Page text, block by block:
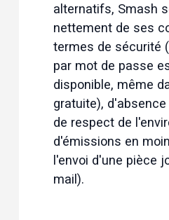
alternatifs, Smash
nettement de ses
termes de sécurité
par mot de passe
disponible, même
gratuite),
de respect de
d'émissions en
l'envoi d'une pièce
mail).